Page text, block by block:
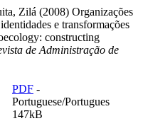
Zilá (2008) Organizações
e transformações
constructing
de Administração de
PDF -
Portuguese/Portugues
147kB